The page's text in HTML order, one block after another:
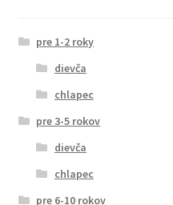
pre 1-2 roky
dievča
chlapec
pre 3-5 rokov
dievča
chlapec
pre 6-10 rokov